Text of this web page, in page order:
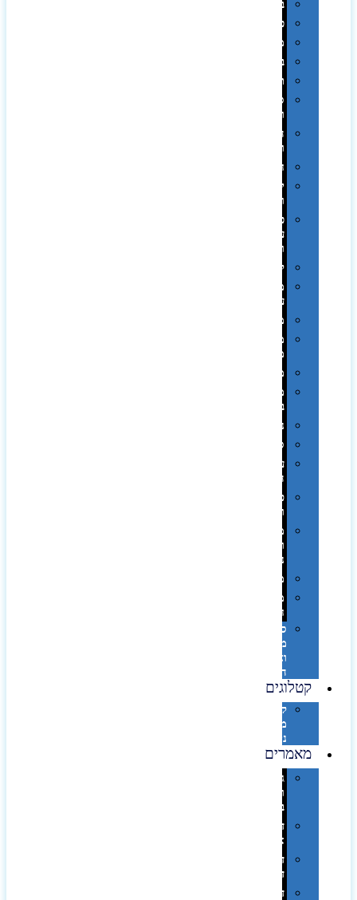
ביגוד
כובעים
מגבות
בקבוקים
תרמי
ספלים
וכוסות
הוקרה
ואומנות
חגים
יין
ומארזים
כלי
עבודה
ופנסים
למטבח
מוצרי
עור
מחברות
מחזיקי
מפתחות
משחקים
מתנה
בפחית
נסיעות
ספורט
על
השולחן…
פינוק
וספא
מזוודות
ותיקי
נסיעות
מטריות
מוצרי
חוף
סביבת
מחשב
וציוד
היקפי
קטלוגים
קטלוג
מוצרי
נייר
מאמרים
גימורים
והשבחות
בדפוס
דפוס
אופסט
דפוס
דיגיטלי
דפוס